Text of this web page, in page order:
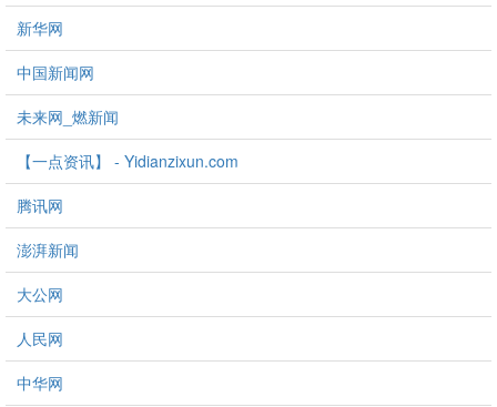
新华网
中国新闻网
未来网_燃新闻
【一点资讯】 - Yidianzixun.com
腾讯网
澎湃新闻
大公网
人民网
中华网